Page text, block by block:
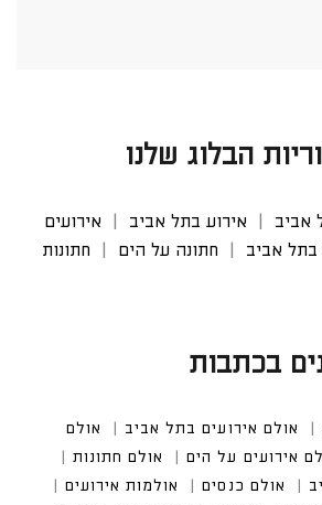
הבלוג שלנו
אביב אירוע בתל אביב
אירועים
בתל אביב חתונה על הים חתונות
בכתבות
אולם אירועים בתל אביב
אולם אי
אירועים על הים
אולם חתונות
אולם כנסים
אולמות אירועים